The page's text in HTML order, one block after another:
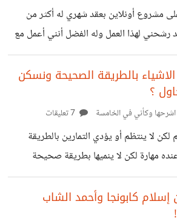
إلى أن اعطيته كل شيئ، بعدما انصرف
الذي يحمل
مشروع أونلاين بعقد شهري له أكثر من
رشحني لهذا العمل وله الفضل أنني أعمل مع
لكن منذ شهر أخبرني أنه تم فصله تماماً،
الفريق واكثرهم شغفاً، والسبب أنه مر
وتأخر بعدها عن تسليم تعديلات، ليتم
قبل حتى أن يتواصل هو ليبرر بما
أيضا منذ اسبوع سائق يأتي لنا من مطعم
الاشياء بالطريقة الصحيحة ونسكن
؟
اشرحها وكأني في الخامسة
لكن لا ينتظم أو يؤدي التمارين بالطريقة
مهارة لكن لا ينميها بطريقة صحيحة
أغلبنا يتبنى نظام غذائي لكن يخربط أغلب
ترتدي حجاب ونصف شعرها ظاهر، وهذا يأخذ
وآخر يحافظ على أذكار الصباح لكن لا
كابونجا وأحمد الشاب